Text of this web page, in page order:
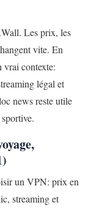
Les prix, les
vite. En
vrai contexte:
légal et
news reste utile
un VPN: prix en
streaming et